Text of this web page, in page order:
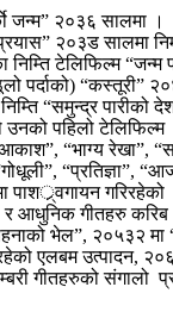
जन्म” २०३६ सालमा ।
२०३ड सालमा
टेलिफिल्म
पर्दाको)
“समुन्द्र
पहिलो टेलिफिल्म
“भाग्य रेखा”,
“प्रतिज्ञा”,
गरिरहेको
र आधुनिक गीतहरु
भेल”, २०५३२ मा
एलबम उत्पादन,
गीतहरुको